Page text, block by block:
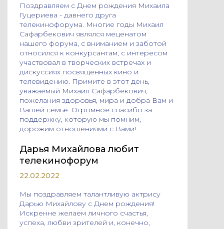
Поздравляем с Днем рождения Михаила
Гуцериева - давнего друга
телекинофорума. Многие годы Михаил
Сафарбекович являлся меценатом
нашего форума, с вниманием и заботой
относился к конкурсантам, с интересом
участвовал в творческих встречах и
дискуссиях посвященных кино и
телевидению. Примите в этот день,
уважаемый Михаил Сафарбекович,
пожелания здоровья, мира и добра Вам и
Вашей семье. Огромное спасибо за
поддержку, которую мы помним,
дорожим отношениями с Вами!
Дарья Михайлова любит
телекинофорум
22.02.2022
Мы поздравляем талантливую актрису
Дарью Михайлову с Днем рождения!
Искренне желаем личного счастья,
успеха, любви зрителей и, конечно,